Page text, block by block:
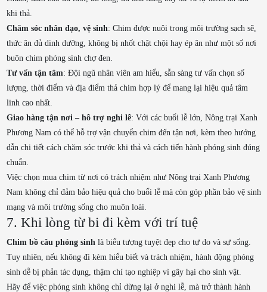
khi thả.
Chăm sóc nhân đạo, vệ sinh: Chim được nuôi trong môi trường sạch sẽ,
thức ăn đủ dinh dưỡng, không bị nhốt chật chội hay ép ăn như một số nơi
buôn chim phóng sinh chợ đen.
Tư vấn tận tâm: Đội ngũ nhân viên am hiểu, sẵn sàng tư vấn chọn số
lượng, thời điểm và địa điểm thả chim hợp lý để mang lại hiệu quả tâm
linh cao nhất.
Giao hàng tận nơi – hỗ trợ nghi lễ: Với các buổi lễ lớn, Nông trại Xanh
Phương Nam có thể hỗ trợ vận chuyển chim đến tận nơi, kèm theo hướng
dẫn chi tiết cách chăm sóc trước khi thả và cách tiến hành phóng sinh đúng
chuẩn.
Việc chọn mua chim từ nơi có trách nhiệm như Nông trại Xanh Phương
Nam không chỉ đảm bảo hiệu quả cho buổi lễ mà còn góp phần bảo vệ sinh
mạng và môi trường sống cho muôn loài.
7. Khi lòng từ bi đi kèm với trí tuệ
Chim bồ câu phóng sinh là biểu tượng tuyệt đẹp cho tự do và sự sống.
Tuy nhiên, nếu không đi kèm hiểu biết và trách nhiệm, hành động phóng
sinh dễ bị phản tác dụng, thậm chí tạo nghiệp vì gây hại cho sinh vật.
Hãy để việc phóng sinh không chỉ dừng lại ở nghi lễ, mà trở thành hành